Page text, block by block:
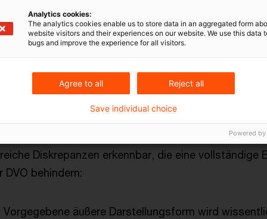
dennoch
zeigt deutlich: Die Institute bemühen
gerecht zu werden. Im Vergleich zur
und Tiefe der offengelegten Informationen
Diskrepanzen erkennbar, die eine vollständige
behindern:
Vorgegebene äußere Darstellungsform wird
Analytics cookies:
The analytics cookies enable us to store data in an aggregated form
website visitors and their experiences on our website. We use this data
bugs and improve the experience for all visitors.
Agree to all Reject all
Save individual choice
Powered by